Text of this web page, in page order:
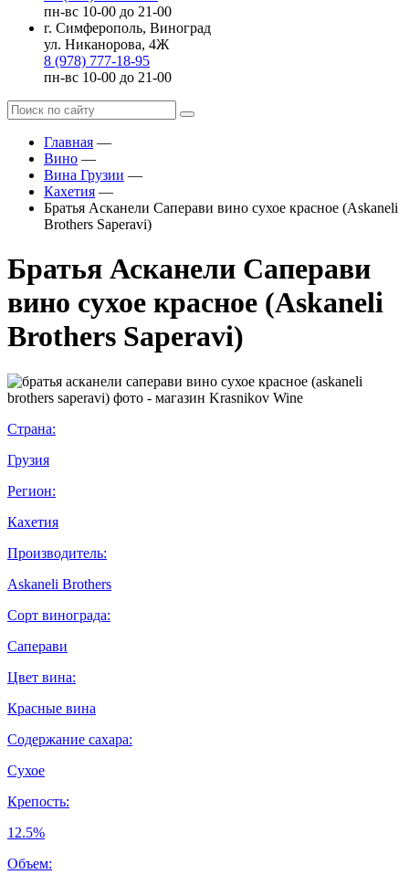
пн-вс 10-00 до 21-00
г. Симферополь, Виноград
ул. Никанорова, 4Ж
8 (978) 777-18-95
пн-вс 10-00 до 21-00
Главная —
Вино —
Вина Грузии —
Кахетия —
Братья Асканели Саперави вино сухое красное (Askaneli
Brothers Saperavi)
Братья Асканели Саперави
вино сухое красное (Askaneli
Brothers Saperavi)
Страна:
Грузия
Регион:
Кахетия
Производитель:
Askaneli Brothers
Сорт винограда:
Саперави
Цвет вина:
Красные вина
Содержание сахара:
Сухое
Крепость:
12.5%
Объем: